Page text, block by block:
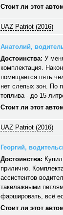
Стоит ли этот
UAZ Patriot (2016)
Анатолий,
Достоинства: У
комплектация.
помещается пять
нет слепых зон. По
топлива - до 15
Стоит ли этот
UAZ Patriot (2016)
Георгий,
Достоинства:
прилично.
ассистентов
такелажными
фаршировать, всё
Стоит ли этот